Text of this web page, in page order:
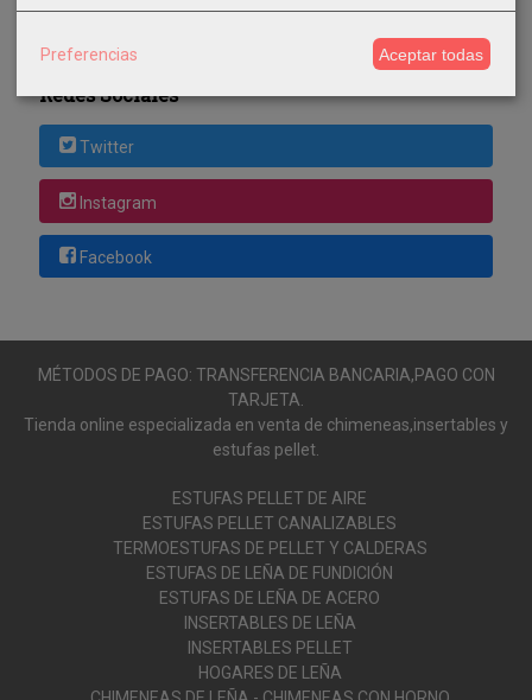
Redes Sociales
Twitter
Instagram
Facebook
MÉTODOS DE PAGO: TRANSFERENCIA BANCARIA,PAGO CON
TARJETA.
Tienda online especializada en venta de chimeneas,insertables y
estufas pellet.
ESTUFAS PELLET DE AIRE
ESTUFAS PELLET CANALIZABLES
TERMOESTUFAS DE PELLET Y CALDERAS
ESTUFAS DE LEÑA DE FUNDICIÓN
ESTUFAS DE LEÑA DE ACERO
INSERTABLES DE LEÑA
INSERTABLES PELLET
HOGARES DE LEÑA
Preferencias Aceptar todas